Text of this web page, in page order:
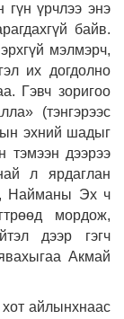
гүн үрчлээ энэ
байв.
мэлмэрч,
их догдолно
Гэвч зоригоо
(тэнгэрээс
эхний шадыг
тэмээн дээрээ
л ярдаглан
Найманы Эх ч
мордож,
дээр гэгч
Акмай
айлынхнаас